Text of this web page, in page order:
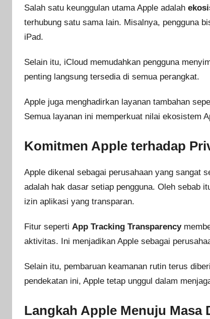
Salah satu keunggulan utama Apple adalah
terhubung satu sama lain. Misalnya, pengguna
iPad.
Selain itu, iCloud memudahkan pengguna
penting langsung tersedia di semua perangkat.
Apple juga menghadirkan layanan tambahan
Semua layanan ini memperkuat nilai ekosistem
Komitmen Apple terhadap
Apple dikenal sebagai perusahaan yang sangat
adalah hak dasar setiap pengguna. Oleh sebab
izin aplikasi yang transparan.
Fitur seperti App Tracking Transparency
aktivitas. Ini menjadikan Apple sebagai
Selain itu, pembaruan keamanan rutin terus
pendekatan ini, Apple tetap unggul dalam
Langkah Apple Menuju Masa